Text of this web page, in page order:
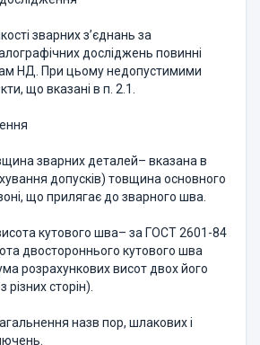
зварних з’єднань за
досліджень повинні
НД. При цьому недо­пустимими
що вказані в п. 2.1.
зварних деталей– вказана в
допусків) товщина основного
що при­лягає до зварного шва.
кутового шва– за ГОСТ 2601-84
двостороннього кутового шва
роз­рахункових висот двох його
сторін).
назв пор, шлакових і